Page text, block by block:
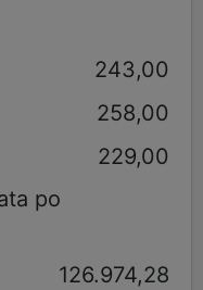
243,00
258,00
229,00
po
126.974,28